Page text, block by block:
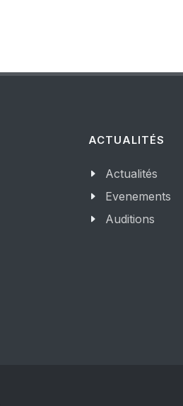
ACTUALITÉS
Actualités
Evenements
Auditions